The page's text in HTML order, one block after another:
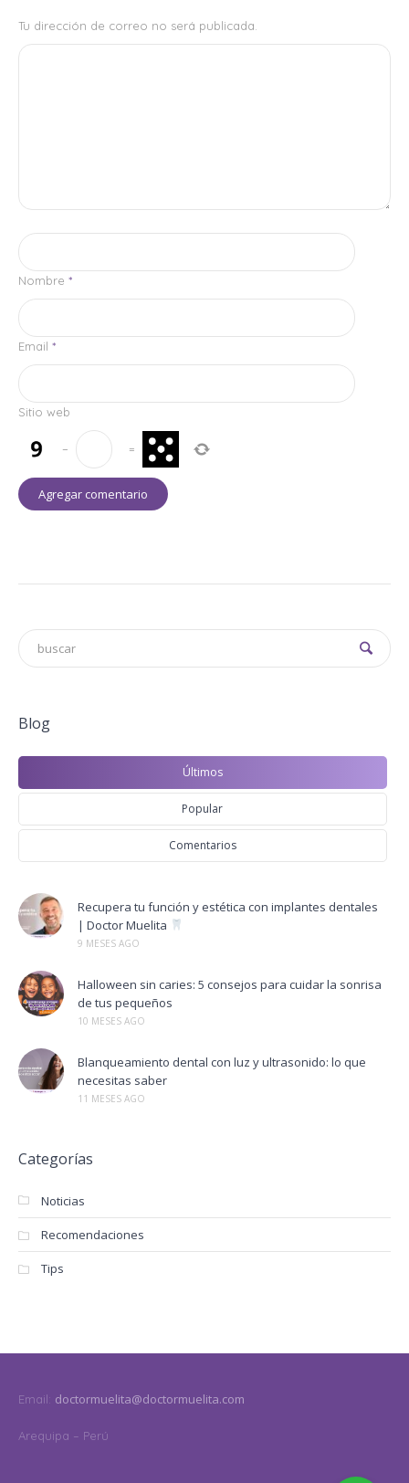
Tu dirección de correo no será publicada.
Nombre *
Email *
Sitio web
− =
Blog
Últimos
Popular
Comentarios
Recupera tu función y estética con implantes dentales
| Doctor Muelita
9 MESES AGO
Halloween sin caries: 5 consejos para cuidar la sonrisa
de tus pequeños
10 MESES AGO
Blanqueamiento dental con luz y ultrasonido: lo que
necesitas saber
11 MESES AGO
Categorías
Noticias
Recomendaciones
Tips
Email: doctormuelita@doctormuelita.com
Arequipa – Perú